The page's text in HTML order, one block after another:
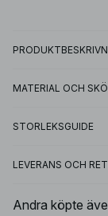
MATERIAL OCH
STORLEKSGUIDE
LEVERANS OCH
Andra köpte